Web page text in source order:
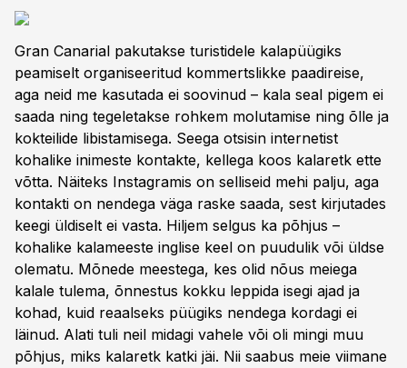
Gran Canarial pakutakse turistidele kalapüügiks
peamiselt organiseeritud kommertslikke paadireise,
aga neid me kasutada ei soovinud – kala seal pigem ei
saada ning tegeletakse rohkem molutamise ning õlle ja
kokteilide libistamisega. Seega otsisin internetist
kohalike inimeste kontakte, kellega koos kalaretk ette
võtta. Näiteks Instagramis on selliseid mehi palju, aga
kontakti on nendega väga raske saada, sest kirjutades
keegi üldiselt ei vasta. Hiljem selgus ka põhjus –
kohalike kalameeste inglise keel on puudulik või üldse
olematu. Mõnede meestega, kes olid nõus meiega
kalale tulema, õnnestus kokku leppida isegi ajad ja
kohad, kuid reaalseks püügiks nendega kordagi ei
läinud. Alati tuli neil midagi vahele või oli mingi muu
põhjus, miks kalaretk katki jäi. Nii saabus meie viimane